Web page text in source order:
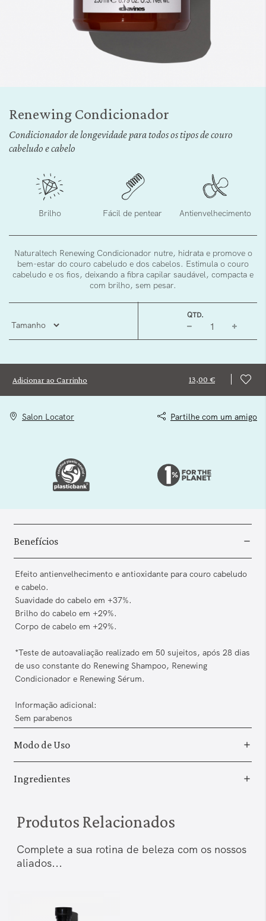
início
Renewing Condicionador
Condicionador de longevidade para todos os tipos de couro
cabeludo e cabelo
Brilho Fácil de pentear Antienvelhecimento
Naturaltech Renewing Condicionador nutre, hidrata e promove o
bem-estar do couro cabeludo e dos cabelos. Estimula o couro
cabeludo e os fios, deixando a fibra capilar saudável, compacta e
com brilho, sem pesar.
QTD.
Adicionar ao Carrinho 13,00 €
Salon Locator Partilhe com um amigo
Benefícios
Efeito antienvelhecimento e antioxidante para couro cabeludo
e cabelo.
Suavidade do cabelo em +37%.
Brilho do cabelo em +29%.
Corpo de cabelo em +29%.
*Teste de autoavaliação realizado em 50 sujeitos, após 28 dias
de uso constante do Renewing Shampoo, Renewing
Condicionador e Renewing Sérum.
Informação adicional:
Sem parabenos
Modo de Uso
Ingredientes
Produtos Relacionados
Complete a sua rotina de beleza com os nossos
aliados...